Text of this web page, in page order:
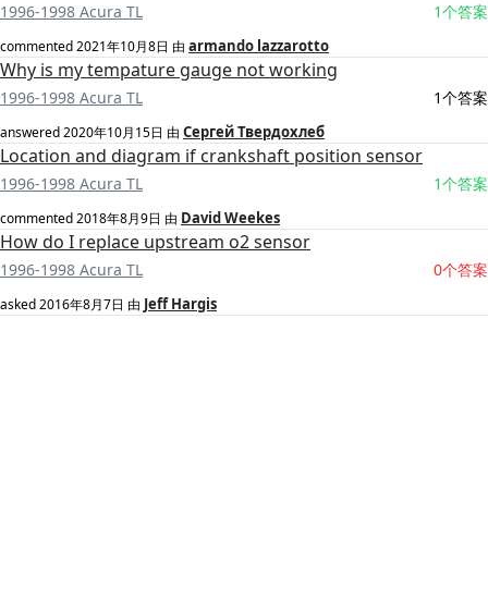
1996-1998 Acura TL 1个答案
commented2021年10月8日 由 armando lazzarotto
Why is my tempature gauge not working
1996-1998 Acura TL 1个答案
answered2020年10月15日 由 Сергей Твердохлеб
Location and diagram if crankshaft position sensor
1996-1998 Acura TL 1个答案
commented2018年8月9日 由 David Weekes
How do I replace upstream o2 sensor
1996-1998 Acura TL 0个答案
asked2016年8月7日 由 Jeff Hargis